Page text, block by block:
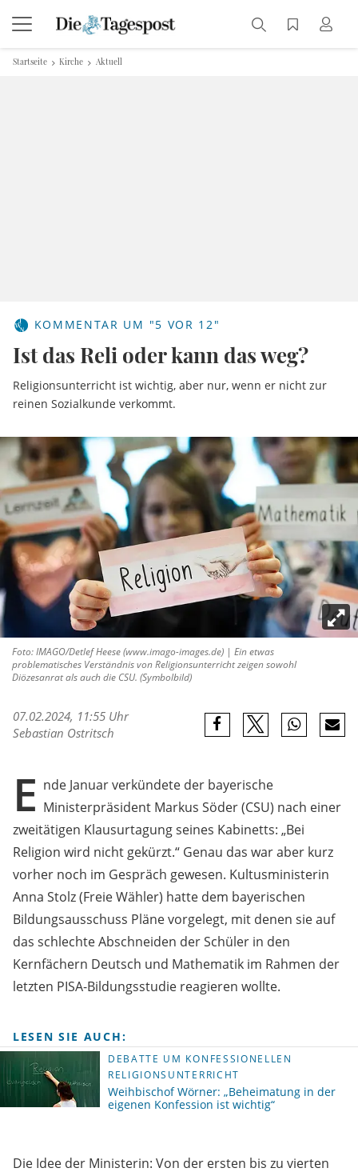
Startseite Kirche Aktuell
KOMMENTAR UM "5 VOR 12"
Ist das Reli oder kann das weg?
Religionsunterricht ist wichtig, aber nur, wenn er nicht zur
reinen Sozialkunde verkommt.
Foto: IMAGO/Detlef Heese (www.imago-images.de) | Ein etwas
problematisches Verständnis von Religionsunterricht zeigen sowohl
Diözesanrat als auch die CSU. (Symbolbild)
07.02.2024, 11:55 Uhr
Sebastian Ostritsch
E nde Januar verkündete der bayerische
Ministerpräsident Markus Söder (CSU) nach einer
zweitätigen Klausurtagung seines Kabinetts: „Bei
Religion wird nicht gekürzt.“ Genau das war aber kurz
vorher noch im Gespräch gewesen. Kultusministerin
Anna Stolz (Freie Wähler) hatte dem bayerischen
Bildungsausschuss Pläne vorgelegt, mit denen sie auf
das schlechte Abschneiden der Schüler in den
Kernfächern Deutsch und Mathematik im Rahmen der
letzten PISA-Bildungsstudie reagieren wollte.
LESEN SIE AUCH:
DEBATTE UM KONFESSIONELLEN
RELIGIONSUNTERRICHT
Weihbischof Wörner: „Beheimatung in der
eigenen Konfession ist wichtig“
Die Idee der Ministerin: Von der ersten bis zu vierten